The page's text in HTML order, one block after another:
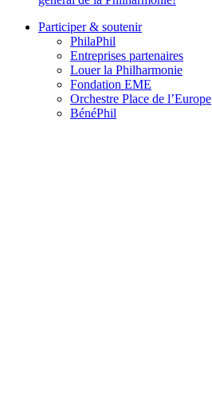
Participer & soutenir
PhilaPhil
Entreprises partenaires
Louer la Philharmonie
Fondation EME
Orchestre Place de l’Europe
BénéPhil